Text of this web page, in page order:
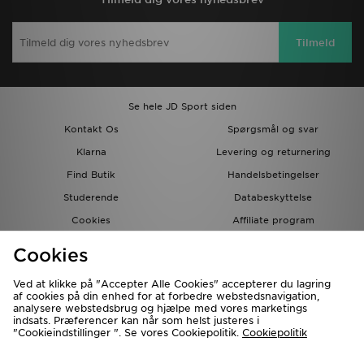
Tilmeld
Se hele JD Sport siden
Kontakt Os
Spørgsmål og svar
Klarna
Levering og returnering
Find Butik
Handelsbetingelser
Studerende
Databeskyttelse
Cookies
Affiliate program
Cookies
Ved at klikke på "Accepter Alle Cookies" accepterer du lagring
af cookies på din enhed for at forbedre webstedsnavigation,
analysere webstedsbrug og hjælpe med vores marketings
indsats. Præferencer kan når som helst justeres i
"Cookieindstillinger ". Se vores Cookiepolitik. Cookiepolitik